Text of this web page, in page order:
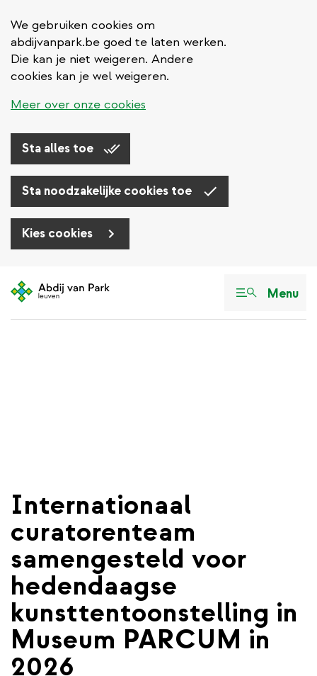
We gebruiken cookies om
abdijvanpark.be goed te laten werken.
Die kan je niet weigeren. Andere
cookies kan je wel weigeren.
Meer over onze cookies
Sta alles toe
Sta noodzakelijke cookies toe
Kies cookies
en
Menu
Internationaal
curatorenteam
samengesteld voor
hedendaagse
kunsttentoonstelling in
Museum PARCUM in
2026